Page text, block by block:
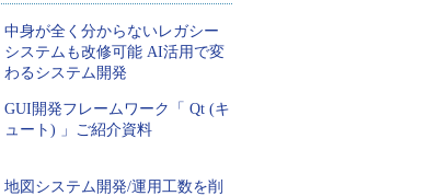
中身が全く分からないレガシー
システムも改修可能 AI活用で変
わるシステム開発
GUI開発フレームワーク「 Qt (キ
ュート) 」ご紹介資料
地図システム開発/運用工数を削